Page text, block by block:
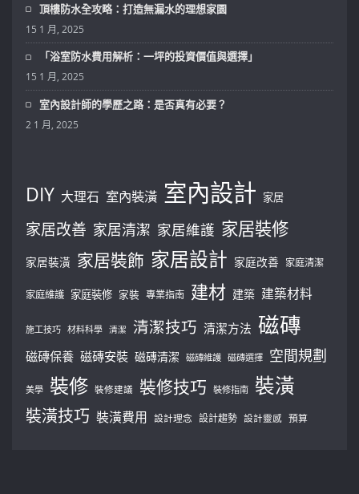
頂樓防水全攻略：打造無漏水的理想家園
15 1 月, 2025
「浴室防水費用解析：一坪的投資價值與選擇」
15 1 月, 2025
室內設計師的學歷之路：是否真有必要？
2 1 月, 2025
DIY 大理石 室內裝潢 室內設計 家居
家居改善 家居清潔 家居維護 家居裝修
家居裝潢 家居裝飾 家居設計 家庭改善 家庭清潔
家庭維護 家庭裝修 家裝 專業指南 建材 建築 建築材料
施工技巧 材料科學 清潔 清潔技巧 清潔方法 磁磚
磁磚保養 磁磚安裝 磁磚清潔 磁磚維護 磁磚選擇 空間規劃
美學 裝修 裝修建議 裝修技巧 裝修指南 裝潢
裝潢技巧 裝潢費用 設計理念 設計趨勢 設計靈感 預算